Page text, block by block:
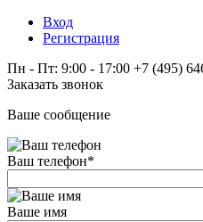
Вход
Регистрация
Пн - Пт: 9:00 - 17:00 +7 (495)
Заказать звонок
Ваше сообщение
Ваш телефон*
Ваше имя